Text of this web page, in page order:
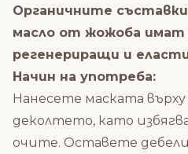
Органичните
масло от жожоба имат
регенериращи и
Начин на употреба:
Нанесете маската
деколтето, като
очите. Оставете